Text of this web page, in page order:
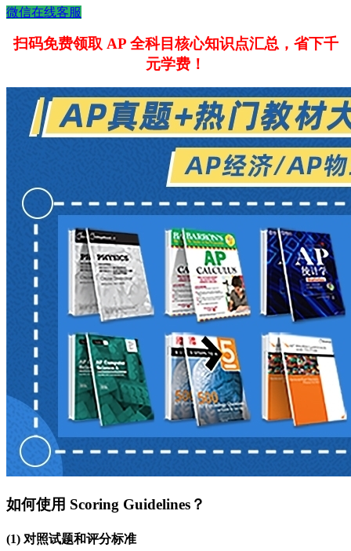
微信在线客服
扫码免费领取 AP 全科目核心知识点汇总，省下千
元学费！
如何使用 Scoring Guidelines？
(1) 对照试题和评分标准